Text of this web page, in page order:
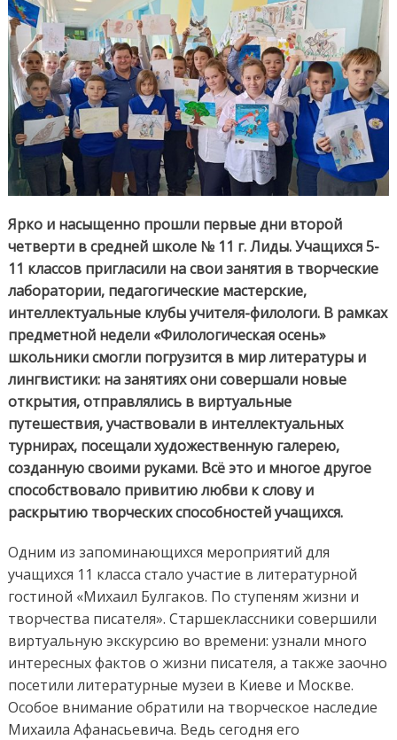
Ярко и насыщенно прошли первые дни второй
четверти в средней школе № 11 г. Лиды. Учащихся 5-
11 классов пригласили на свои занятия в творческие
лаборатории, педагогические мастерские,
интеллектуальные клубы учителя-филологи. В рамках
предметной недели «Филологическая осень»
школьники смогли погрузится в мир литературы и
лингвистики: на занятиях они совершали новые
открытия, отправлялись в виртуальные
путешествия, участвовали в интеллектуальных
турнирах, посещали художественную галерею,
созданную своими руками. Всё это и многое другое
способствовало привитию любви к слову и
раскрытию творческих способностей учащихся.
Одним из запоминающихся мероприятий для
учащихся 11 класса стало участие в литературной
гостиной «Михаил Булгаков. По ступеням жизни и
творчества писателя». Старшеклассники совершили
виртуальную экскурсию во времени: узнали много
интересных фактов о жизни писателя, а также заочно
посетили литературные музеи в Киеве и Москве.
Особое внимание обратили на творческое наследие
Михаила Афанасьевича. Ведь сегодня его